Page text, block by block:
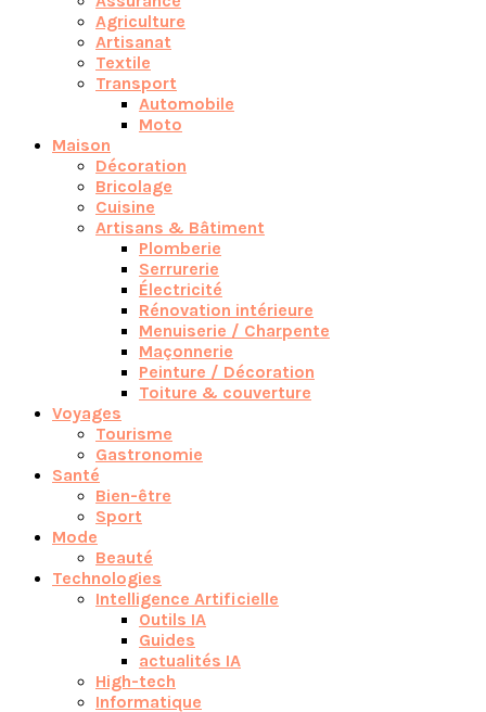
Agriculture
Artisanat
Textile
Transport
Automobile
Moto
Maison
Décoration
Bricolage
Cuisine
Artisans & Bâtiment
Plomberie
Serrurerie
Électricité
Rénovation intérieure
Menuiserie / Charpente
Maçonnerie
Peinture / Décoration
Toiture & couverture
Voyages
Tourisme
Gastronomie
Santé
Bien-être
Sport
Mode
Beauté
Technologies
Intelligence Artificielle
Outils IA
Guides
actualités IA
High-tech
Informatique